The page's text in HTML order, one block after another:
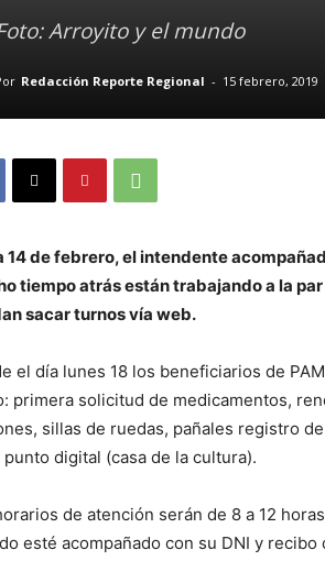
Arroyito y el mundo
Redacción Reporte Regional - 15 febrero, 2019
14 de febrero, el intendente
tiempo atrás están trabajando a la
sacar turnos vía web.
el día lunes 18 los beneficiarios de
primera solicitud de medicamentos,
sillas de ruedas, pañales registro
digital (casa de la cultura).
de atención serán de 8 a 12
esté acompañado con su DNI y